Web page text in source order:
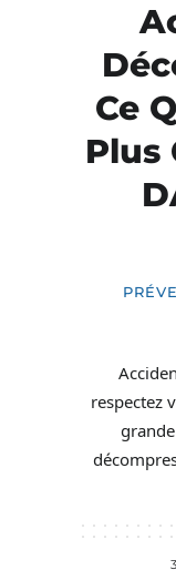
Ce
Plus
respectez